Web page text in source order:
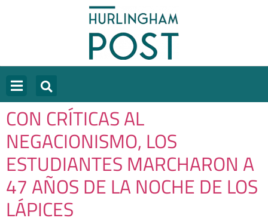
CON CRÍTICAS AL
NEGACIONISMO, LOS
ESTUDIANTES MARCHARON A
47 AÑOS DE LA NOCHE DE LOS
LÁPICES